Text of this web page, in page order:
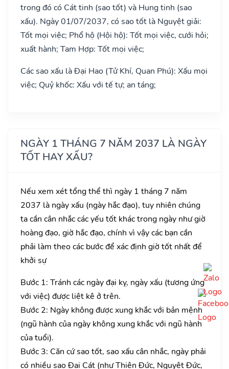
trong đó có Cát tinh (sao tốt) và Hung tinh (sao
xấu). Ngày 01/07/2037, có sao tốt là Nguyệt giải:
Tốt mọi việc; Phổ hộ (Hội hộ): Tốt mọi việc, cưới hỏi;
xuất hành; Tam Hợp: Tốt mọi việc;
Các sao xấu là Đại Hao (Tử Khí, Quan Phú): Xấu mọi
việc; Quỷ khốc: Xấu với tế tự; an táng;
NGÀY 1 THÁNG 7 NĂM 2037 LÀ NGÀY
TỐT HAY XẤU?
Nếu xem xét tổng thể thì ngày 1 tháng 7 năm
2037 là ngày xấu (ngày hắc đạo), tuy nhiên chúng
ta cần cân nhắc các yếu tốt khác trong ngày như giờ
hoàng đạo, giờ hắc đạo, chính vì vậy các bạn cần
phải làm theo các bước để xác định giờ tốt nhất để
khởi sự
Bước 1: Tránh các ngày đại kỵ, ngày xấu (tương ứng
với việc) được liệt kê ở trên.
Bước 2: Ngày không được xung khắc với bản mệnh
(ngũ hành của ngày không xung khắc với ngũ hành
của tuổi).
Bước 3: Căn cứ sao tốt, sao xấu cân nhắc, ngày phải
có nhiều sao Đại Cát (như Thiên Đức, Nguyệt Đức,